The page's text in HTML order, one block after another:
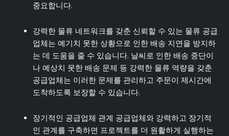
중요합니다.
강력한 물류 네트워크를 갖춘 신뢰할 수 있는 물류 공급
업체는 예기치 못한 상황으로 인한 배송 지연을 방지하
는 데 도움을 줄 수 있습니다. 날씨로 인한 배송 중단이
나 예상치 못한 배송 문제 등 강력한 물류 역량을 갖춘
공급업체는 이러한 문제를 관리하고 주문이 제시간에
도착하도록 보장할 수 있습니다.
장기적인 공급업체 관계 공급업체와 강력하고 장기적
인 관계를 구축하면 프로젝트를 더 원활하게 실행하는